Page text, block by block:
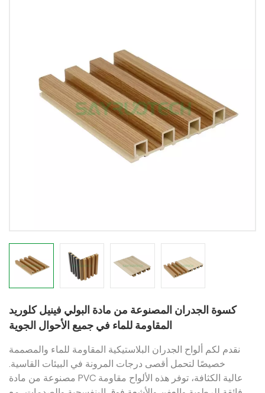
كسوة الجدران المصنوعة من مادة البولي فينيل كلوريد
المقاومة للماء في جميع الأحوال الجوية
نقدم لكم ألواح الجدران البلاستيكية المقاومة للماء والمصممة
خصيصًا لتحمل أقصى درجات المرونة في البيئات القاسية.
مصنوعة من مادة PVC عالية الكثافة، توفر هذه الألواح مقاومة